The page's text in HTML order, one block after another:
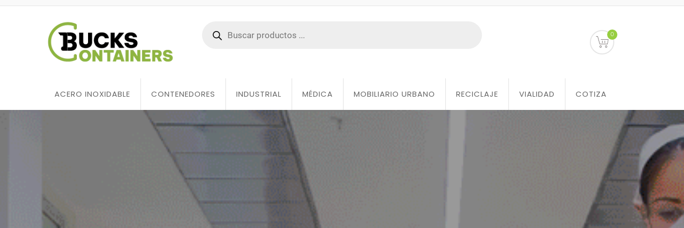
0
ACERO INOXIDABLE CONTENEDORES INDUSTRIAL MÉDICA MOBILIARIO URBANO RECICLAJE VIALIDAD COTIZA